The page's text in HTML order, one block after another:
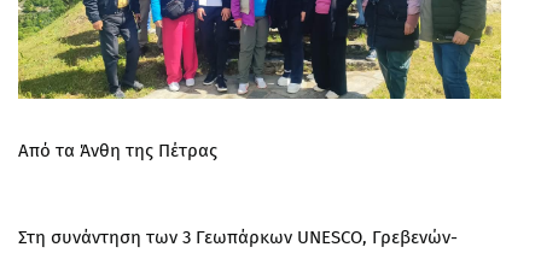
Από τα Άνθη της Πέτρας
Στη συνάντηση των 3 Γεωπάρκων UNESCO, Γρεβενών-